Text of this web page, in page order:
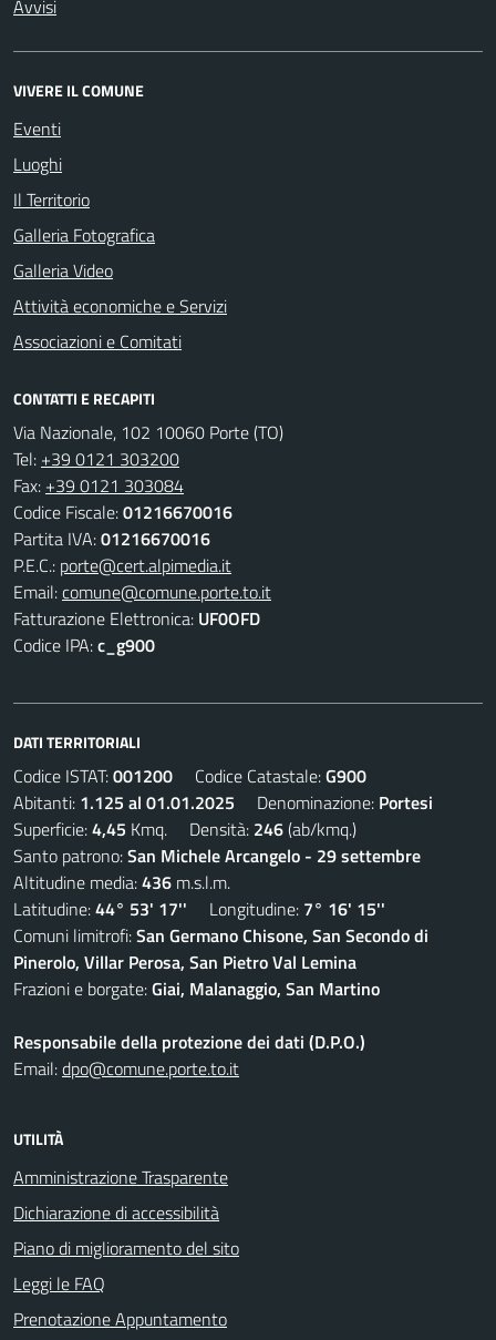
Avvisi
VIVERE IL COMUNE
Eventi
Luoghi
Il Territorio
Galleria Fotografica
Galleria Video
Attività economiche e Servizi
Associazioni e Comitati
CONTATTI E RECAPITI
Via Nazionale, 102 10060 Porte (TO)
Tel: +39 0121 303200
Fax: +39 0121 303084
Codice Fiscale:01216670016
Partita IVA:01216670016
P.E.C.: porte@cert.alpimedia.it
Email:comune@comune.porte.to.it
Fatturazione Elettronica: UF0OFD
Codice IPA:c_g900
DATI TERRITORIALI
Codice ISTAT:001200 Codice Catastale:G900
Abitanti: 1.125 al 01.01.2025 Denominazione: Portesi
Superficie:4,45 Kmq. Densità: 246(ab/kmq.)
Santo patrono:San Michele Arcangelo - 29 settembre
Altitudine media:436 m.s.l.m.
Latitudine:44° 53' 17'' Longitudine: 7° 16' 15''
Comuni limitrofi:San Germano Chisone, San Secondo di
Pinerolo, Villar Perosa, San Pietro Val Lemina
Frazioni e borgate:Giai, Malanaggio, San Martino
Responsabile della protezione dei dati (D.P.O.)
Email:dpo@comune.porte.to.it
UTILITÀ
Amministrazione Trasparente
Dichiarazione di accessibilità
Piano di miglioramento del sito
Leggi le FAQ
Prenotazione Appuntamento